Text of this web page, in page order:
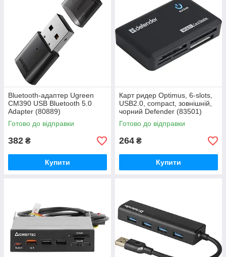
Bluetooth-адаптер Ugreen
CM390 USB Bluetooth 5.0
Adapter (80889)
Готово до відправки
382 ₴
Купити
Карт ридер Optimus, 6-slots,
USB2.0, compact, зовнішній,
чорний Defender (83501)
Готово до відправки
264 ₴
Купити